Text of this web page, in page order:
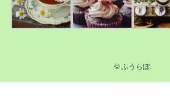
©ふうらぼ.